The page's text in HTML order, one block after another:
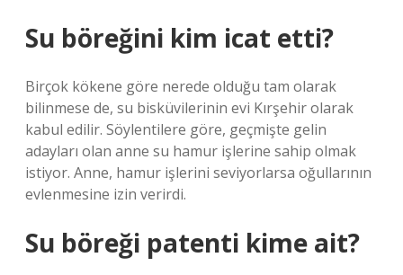
Su böreğini kim icat etti?
Birçok kökene göre nerede olduğu tam olarak
bilinmese de, su bisküvilerinin evi Kırşehir olarak
kabul edilir. Söylentilere göre, geçmişte gelin
adayları olan anne su hamur işlerine sahip olmak
istiyor. Anne, hamur işlerini seviyorlarsa oğullarının
evlenmesine izin verirdi.
Su böreği patenti kime ait?